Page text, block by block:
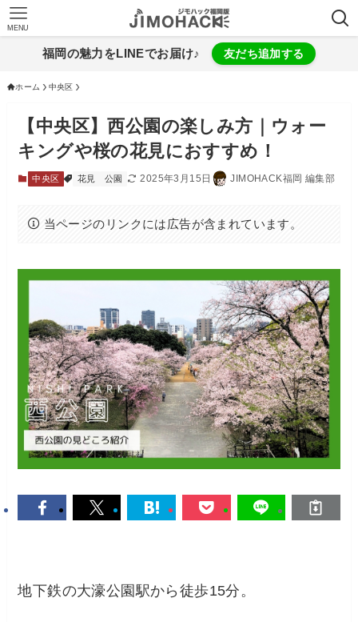
MENU
福岡の魅力をLINEでお届け♪ 友だち追加する
ホーム 中央区
【中央区】西公園の楽しみ方｜ウォー
キングや桜の花見におすすめ！
中央区 花見 公園 2025年3月15日 JIMOHACK福岡 編集部
当ページのリンクには広告が含まれています。
地下鉄の大濠公園駅から徒歩15分。